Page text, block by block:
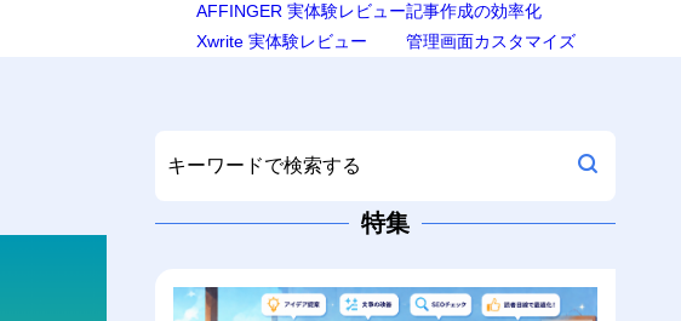
AFFINGER 実体験レビュー
Xwrite 実体験レビュー
記事作成の効率化
管理画面カスタマイズ
特集